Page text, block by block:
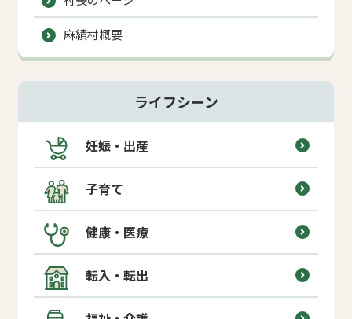
麻績村概要
ライフシーン
妊娠・出産
子育て
健康・医療
転入・転出